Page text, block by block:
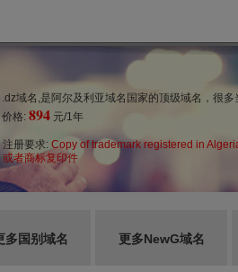
.dz域名,是阿尔及利亚域名国家的顶级域名，很多
价格: 894 元/1年
注册要求: Copy of trademark registered in
或者商标复印件
多国别域名 更多NewG域名